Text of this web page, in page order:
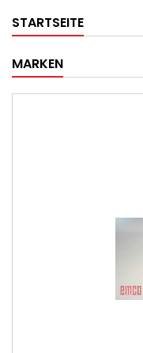
STARTSEITE
MARKEN